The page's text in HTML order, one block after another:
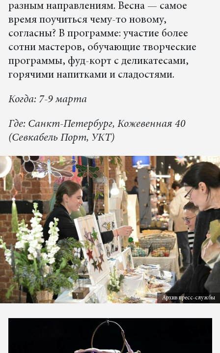
разным направлениям. Весна — самое
время поучиться чему-то новому,
согласны? В программе: участие более
сотни мастеров, обучающие творческие
программы, фуд-корт с деликатесами,
горячими напитками и сладостями.
Когда: 7-9 марта
Где: Санкт-Петербург, Кожевенная 40
(Севкабель Порт, УКТ)
Архив пресс-службы